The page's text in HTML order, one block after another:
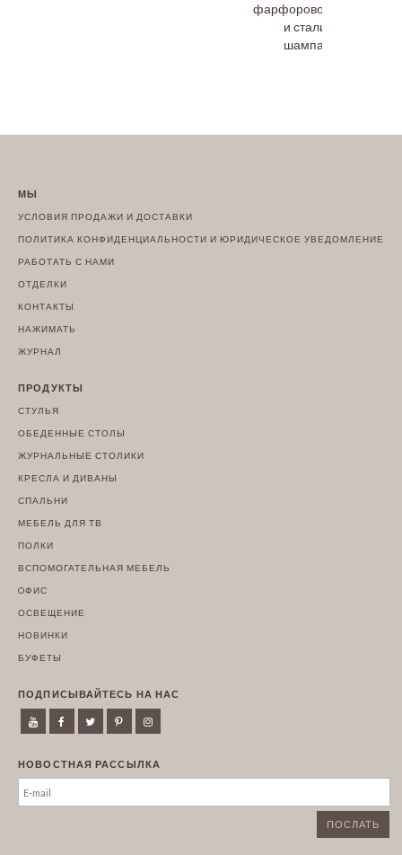
фарфорового мрамора
и стали цвета
шампанского
МЫ
УСЛОВИЯ ПРОДАЖИ И ДОСТАВКИ
ПОЛИТИКА КОНФИДЕНЦИАЛЬНОСТИ И ЮРИДИЧЕСКОЕ УВЕДОМЛЕНИЕ
РАБОТАТЬ С НАМИ
ОТДЕЛКИ
КОНТАКТЫ
НАЖИМАТЬ
ЖУРНАЛ
ПРОДУКТЫ
СТУЛЬЯ
ОБЕДЕННЫЕ СТОЛЫ
ЖУРНАЛЬНЫЕ СТОЛИКИ
КРЕСЛА И ДИВАНЫ
СПАЛЬНИ
МЕБЕЛЬ ДЛЯ ТВ
ПОЛКИ
ВСПОМОГАТЕЛЬНАЯ МЕБЕЛЬ
OФИС
ОСВЕЩЕНИЕ
НОВИНКИ
БУФЕТЫ
ПОДПИСЫВАЙТЕСЬ НА НАС
НОВОСТНАЯ РАССЫЛКА